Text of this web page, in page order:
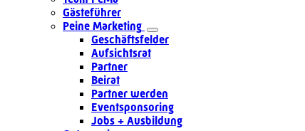
Gästeführer
Peine Marketing
Geschäftsfelder
Aufsichtsrat
Partner
Beirat
Partner werden
Eventsponsoring
Jobs + Ausbildung